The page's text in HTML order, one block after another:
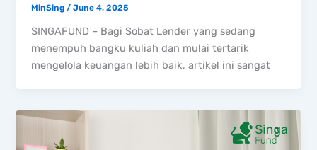
MinSing/June 4, 2025
SINGAFUND – Bagi Sobat Lender yang sedang
menempuh bangku kuliah dan mulai tertarik
mengelola keuangan lebih baik, artikel ini sangat